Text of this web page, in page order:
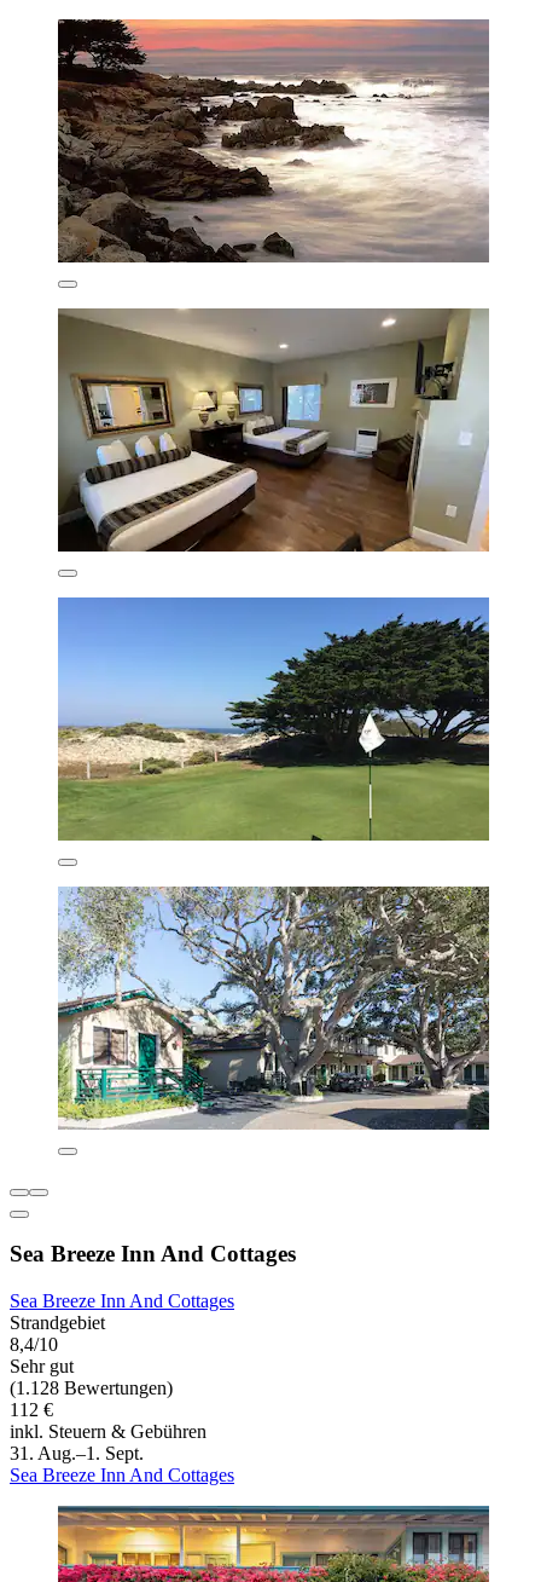
Sea Breeze Inn And Cottages
Sea Breeze Inn And Cottages
Strandgebiet
8,4/10
Sehr gut
(1.128 Bewertungen)
112 €
inkl. Steuern & Gebühren
31. Aug.–1. Sept.
Sea Breeze Inn And Cottages